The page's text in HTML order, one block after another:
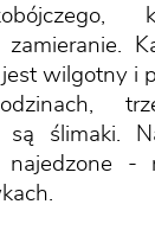
wilgotny i
są ślimaki.
-